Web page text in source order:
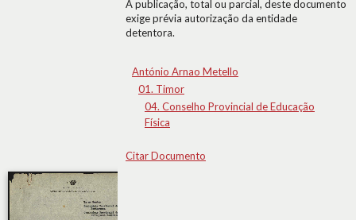
A publicação, total ou parcial, deste documento
exige prévia autorização da entidade
detentora.
António Arnao Metello
01. Timor
04. Conselho Provincial de Educação
Física
Citar Documento